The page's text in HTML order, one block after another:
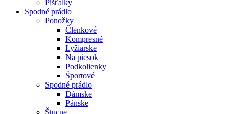
Píšťalky
Spodné prádlo
Ponožky
Členkové
Kompresné
Lyžiarske
Na piesok
Podkolienky
Športové
Spodné prádlo
Dámske
Pánske
Štucne